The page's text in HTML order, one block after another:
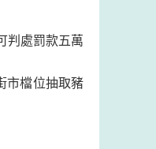
判處罰款五萬
市檔位抽取豬